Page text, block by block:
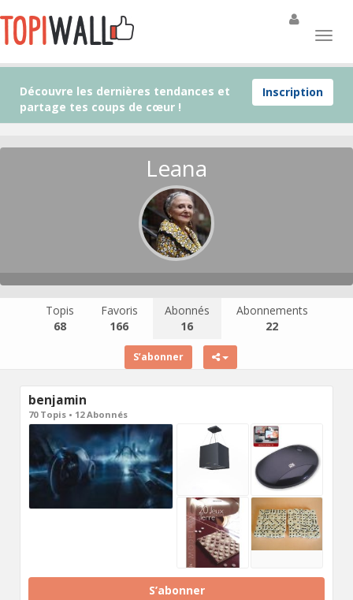
Inscription
Découvre les dernières tendances et
partage tes coups de cœur !
Leana
Topis
68
Favoris
166
Abonnés
16
Abonnements
22
S’abonner
benjamin
70 Topis • 12 Abonnés
S’abonner